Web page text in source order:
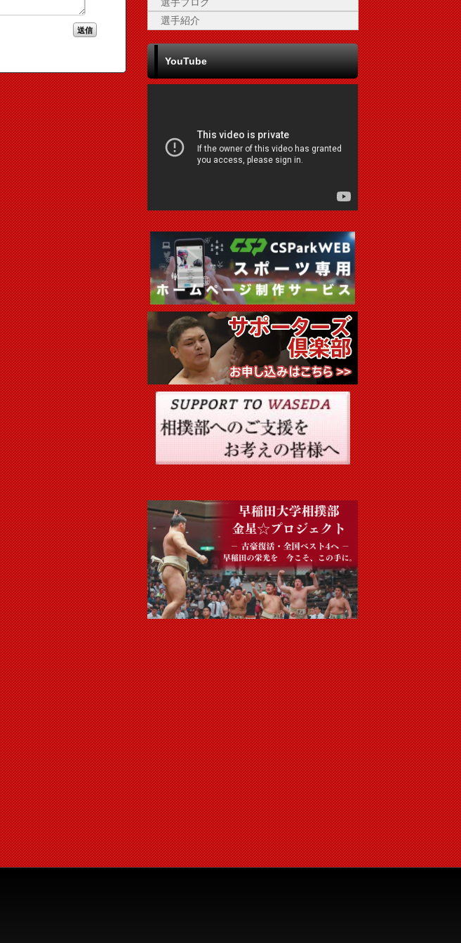
選手紹介
YouTube